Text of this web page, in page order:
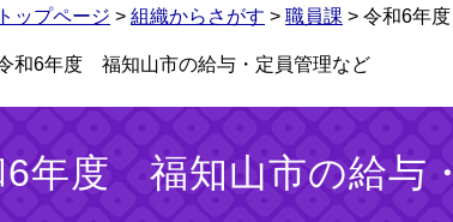
トップページ > 組織からさがす > 職員課 > 令和6年
和6年度 福知山市の給与・定員管理など
6年度 福知山市の給与